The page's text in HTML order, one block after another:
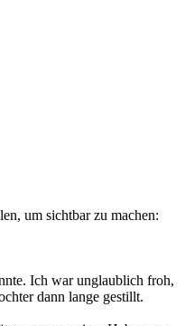
um sichtbar zu machen:
Ich war unglaublich froh,
dann lange gestillt.